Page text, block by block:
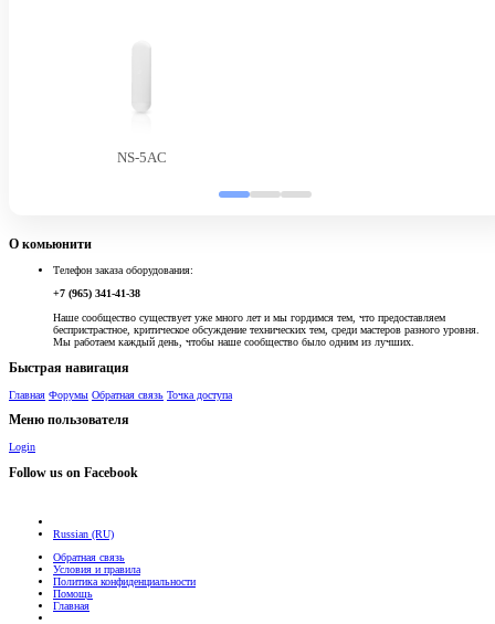
NS-5AC
О комьюнити
Телефон заказа оборудования:
+7 (965) 341-41-38
Наше сообщество существует уже много лет и мы гордимся тем, что предоставляем
беспристрастное, критическое обсуждение технических тем, среди мастеров разного уровня.
Мы работаем каждый день, чтобы наше сообщество было одним из лучших.
Быстрая навигация
Главная Форумы Обратная связь Точка доступа
Меню пользователя
Login
Follow us on Facebook
Russian (RU)
Обратная связь
Условия и правила
Политика конфиденциальности
Помощь
Главная